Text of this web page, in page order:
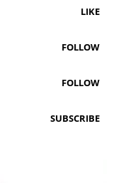
LIKE
FOLLOW
FOLLOW
SUBSCRIBE